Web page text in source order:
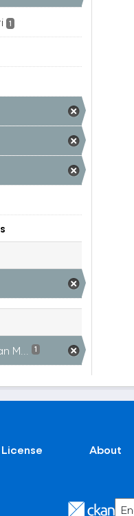
1
M... 1
License About